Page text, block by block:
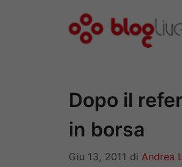
Dopo il
in borsa
Giu 13, 2011 di Andrea